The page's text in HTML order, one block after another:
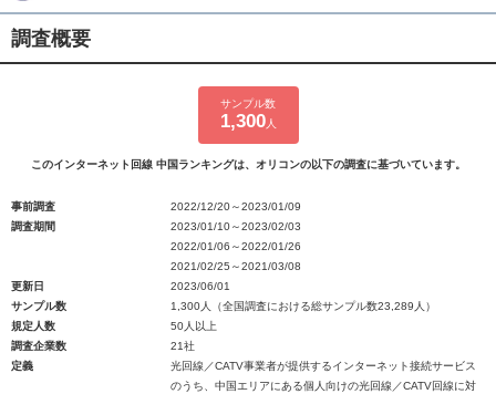
調査概要
サンプル数
1,300人
このインターネット回線 中国ランキングは、オリコンの以下の調査に基づいています。
事前調査
2022/12/20～2023/01/09
調査期間
2023/01/10～2023/02/03
2022/01/06～2022/01/26
2021/02/25～2021/03/08
更新日
2023/06/01
サンプル数
1,300人（全国調査における総サンプル数23,289人）
規定人数
50人以上
調査企業数
21社
定義
光回線／CATV事業者が提供するインターネット接続サービス
のうち、中国エリアにある個人向けの光回線／CATV回線に対